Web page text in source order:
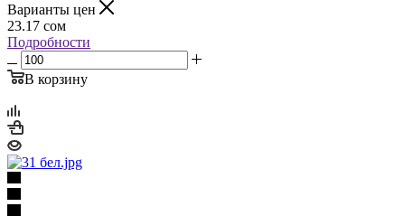
Варианты цен
23.17 сом
Подробности
В корзину